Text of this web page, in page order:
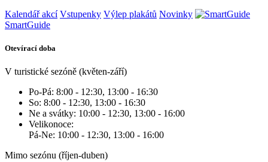
Kalendář akcí Vstupenky Výlep plakátů Novinky
SmartGuide
Otevírací doba
V turistické sezóně (květen-září)
Po-Pá: 8:00 - 12:30, 13:00 - 16:30
So: 8:00 - 12:30, 13:00 - 16:30
Ne a svátky: 10:00 - 12:30, 13:00 - 16:00
Velikonoce:
Pá-Ne: 10:00 - 12:30, 13:00 - 16:00
Mimo sezónu (říjen-duben)